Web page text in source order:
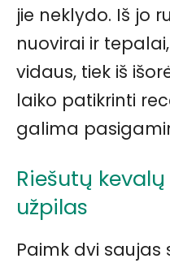
jie neklydo. Iš jo
nuovirai ir
vidaus, tiek iš
laiko patikrinti
galima
Riešutų
užpilas
Paimk dvi saujas